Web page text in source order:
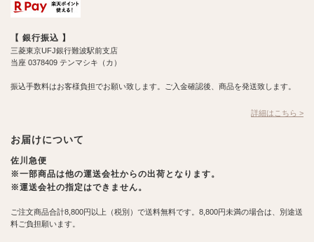
【 銀行振込 】
三菱東京UFJ銀行難波駅前支店
当座 0378409 テンマシキ（カ）
振込手数料はお客様負担でお願い致します。ご入金確認後、商品を発送致します。
詳細はこちら >
お届けについて
佐川急便
※一部商品は他の運送会社からの出荷となります。
※運送会社の指定はできません。
ご注文商品合計8,800円以上（税別）で送料無料です。8,800円未満の場合は、別途送
料ご負担願います。